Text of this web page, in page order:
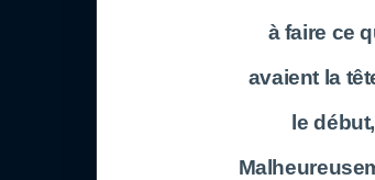
à faire ce
avaient la
le